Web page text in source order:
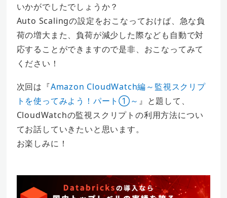
いかがでしたでしょうか？
Auto Scalingの設定をおこなっておけば、急な負
荷の増大また、負荷が減少した際なども自動で対
応することができますので是非、おこなってみて
ください！
次回は『Amazon CloudWatch編～監視スクリプ
トを使ってみよう！パート①～ 』と題して、
CloudWatchの監視スクリプトの利用方法につい
てお話していきたいと思います。
お楽しみに！